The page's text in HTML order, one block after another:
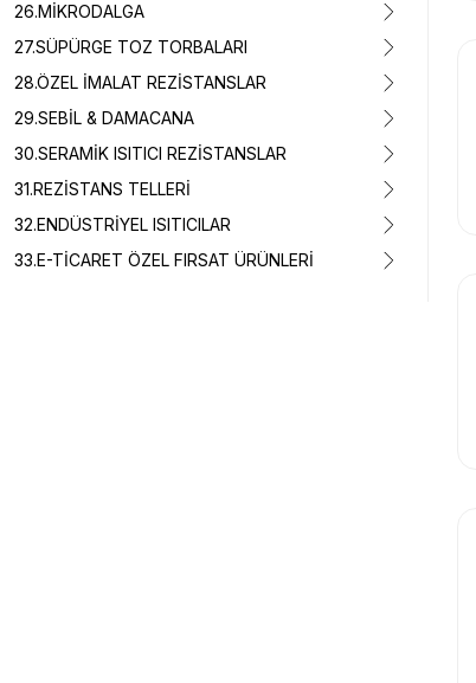
26.MİKRODALGA
27.SÜPÜRGE TOZ TORBALARI
28.ÖZEL İMALAT REZİSTANSLAR
29.SEBİL & DAMACANA
30.SERAMİK ISITICI REZİSTANSLAR
31.REZİSTANS TELLERİ
32.ENDÜSTRİYEL ISITICILAR
33.E-TİCARET ÖZEL FIRSAT ÜRÜNLERİ